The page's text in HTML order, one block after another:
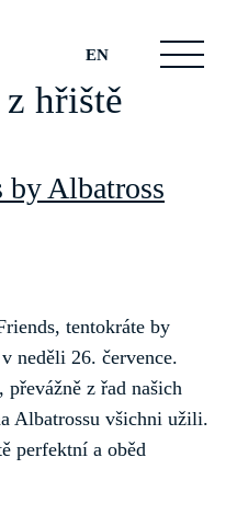
EN
hřiště
Albatross
tentokráte by
neděli 26. července.
převážně z řad našich
Albatrossu všichni užili.
perfektní a oběd